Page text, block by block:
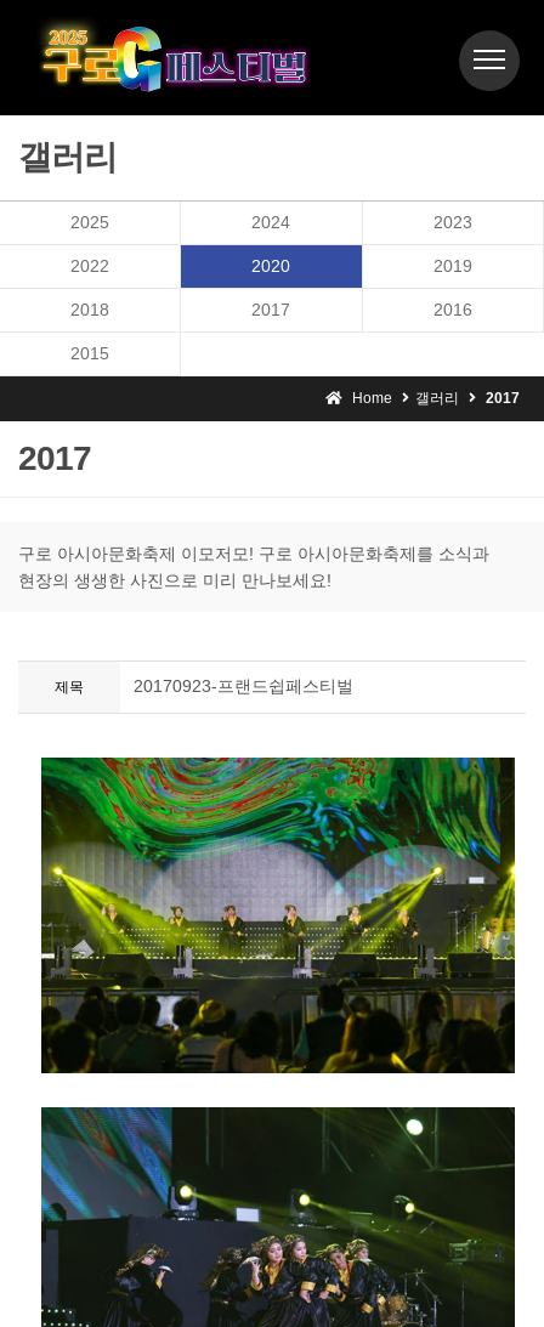
갤러리
2025 2024 2023
2022 2020 2019
2018 2017 2016
2015
Home 갤러리 2017
2017
구로 아시아문화축제 이모저모! 구로 아시아문화축제를 소식과
현장의 생생한 사진으로 미리 만나보세요!
제목 20170923-프랜드쉽페스티벌